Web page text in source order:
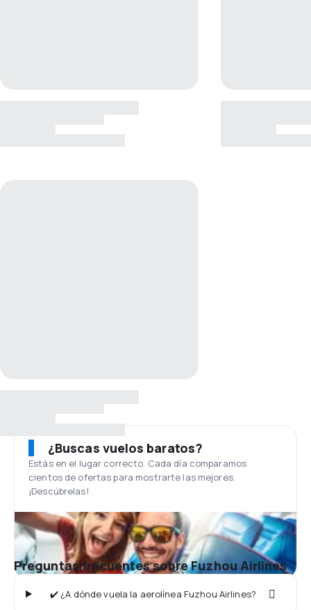
¿Buscas vuelos baratos?
Estás en el lugar correcto. Cada día comparamos
cientos de ofertas para mostrarte las mejores.
¡Descúbrelas!
Preguntas frecuentes sobre Fuzhou Airlines
✔️ ¿A dónde vuela la aerolínea Fuzhou Airlines?